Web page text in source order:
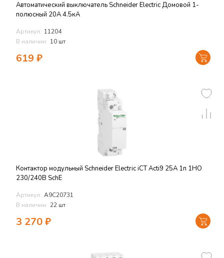
Автоматический выключатель Schneider Electric Домовой 1-
полюсный 20А 4.5кА
Артикул: 11204
В наличии: 10 шт
619 ₽
Контактор модульный Schneider Electric iСТ Acti9 25А 1п 1НО
230/240В SchE
Артикул: A9C20731
В наличии: 22 шт
3 270₽